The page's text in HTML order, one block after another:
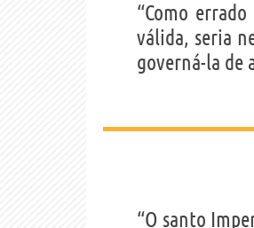
“Como
válida, seria
governá-la de
“O santo